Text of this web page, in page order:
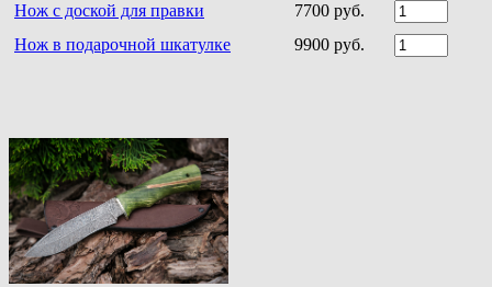
Нож с доской для правки
7700 руб.
Нож в подарочной шкатулке
9900 руб.